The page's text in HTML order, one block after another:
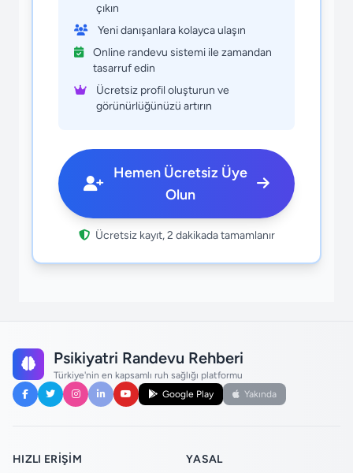
çıkın
Yeni danışanlara kolayca ulaşın
Online randevu sistemi ile zamandan
tasarruf edin
Ücretsiz profil oluşturun ve
görünürlüğünüzü artırın
Hemen Ücretsiz Üye
Olun
Ücretsiz kayıt, 2 dakikada tamamlanır
Psikiyatri Randevu Rehberi
Türkiye'nin en kapsamlı ruh sağlığı platformu
Google Play
Yakında
HIZLI ERIŞIM YASAL